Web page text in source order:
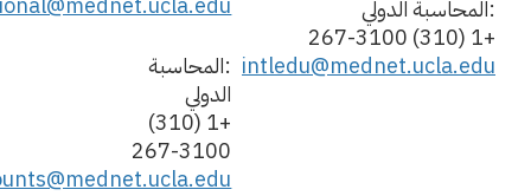
:المحاسبة
الدولي
+1 (310)
267-3100
:المحاسبة الدولي
+1 (310) 267-3100
intledu@mednet.ucla.edu